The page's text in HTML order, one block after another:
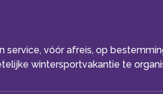
vóór afreis, op
wintersportvakantie te